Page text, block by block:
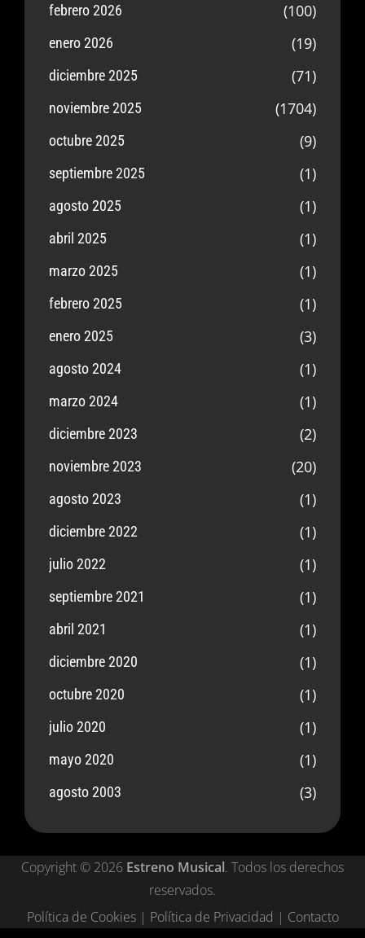
febrero 2026 (100)
enero 2026 (19)
diciembre 2025 (71)
noviembre 2025 (1704)
octubre 2025 (9)
septiembre 2025 (1)
agosto 2025 (1)
abril 2025 (1)
marzo 2025 (1)
febrero 2025 (1)
enero 2025 (3)
agosto 2024 (1)
marzo 2024 (1)
diciembre 2023 (2)
noviembre 2023 (20)
agosto 2023 (1)
diciembre 2022 (1)
julio 2022 (1)
septiembre 2021 (1)
abril 2021 (1)
diciembre 2020 (1)
octubre 2020 (1)
julio 2020 (1)
mayo 2020 (1)
agosto 2003 (3)
Copyright © 2026 Estreno Musical. Todos los derechos
reservados.
Política de Cookies| Política de Privacidad | Contacto